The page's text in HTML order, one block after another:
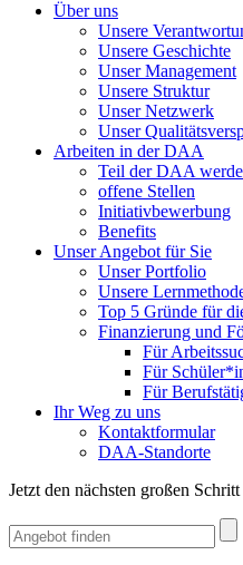
Über uns
Unsere
Unsere Geschichte
Unser Management
Unsere Struktur
Unser Netzwerk
Unser
Arbeiten in der DAA
Teil der DAA
offene Stellen
Initiativbewerbung
Benefits
Unser Angebot für Sie
Unser Portfolio
Unsere
Top 5 Gründe für
Finanzierung und
Für
Für
Für
Ihr Weg zu uns
Kontaktformular
DAA-Standorte
Jetzt den nächsten großen